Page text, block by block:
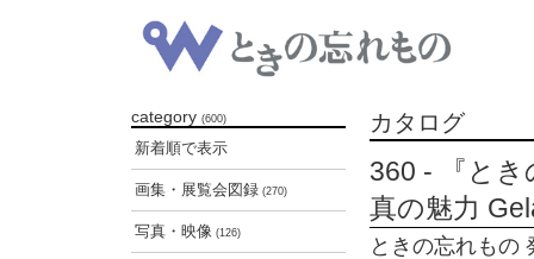
category (600)
新着順で表示
画集・展覧会図録 (270)
写真・映像 (126)
カタログ
360 - 『と
真の魅力
ときの忘れもの